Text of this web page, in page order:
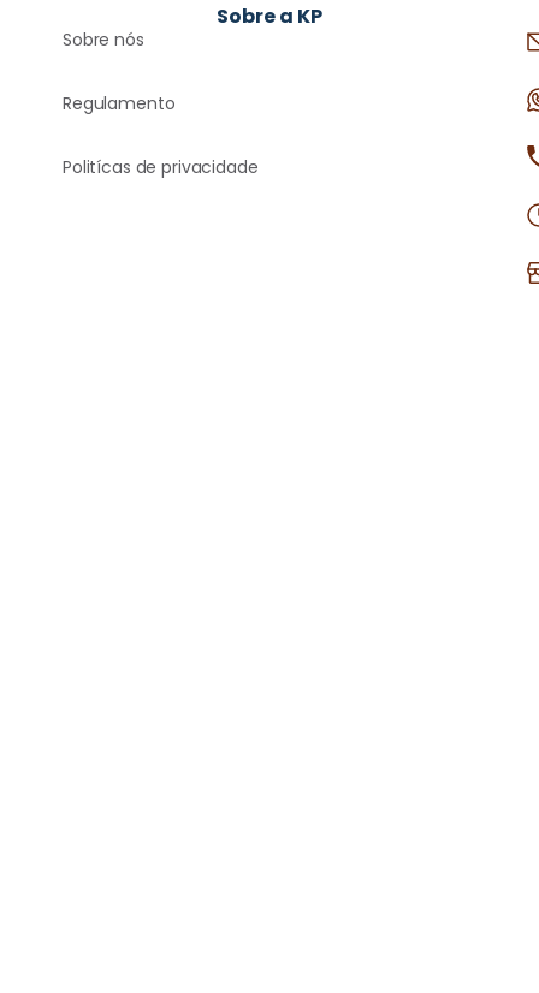
Sobre a KP
Sobre nós
Regulamento
Politícas de privacidade